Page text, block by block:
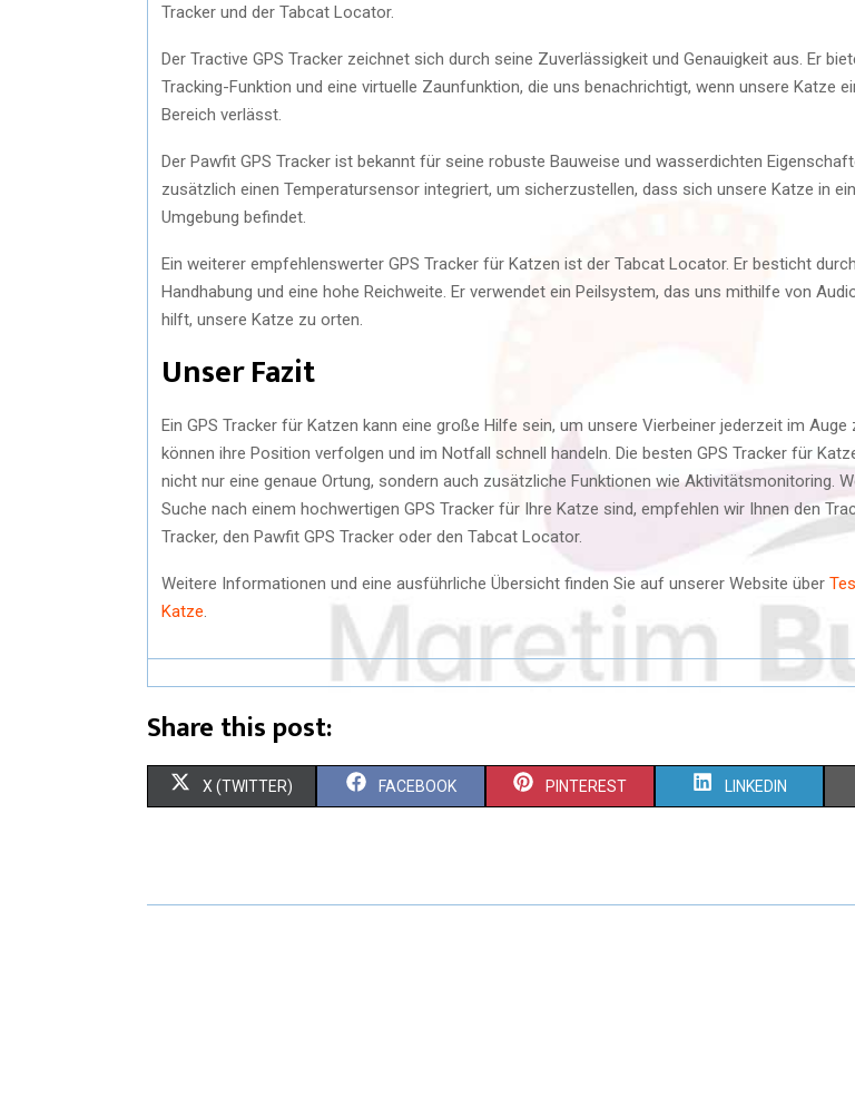
Tracker und der Tabcat Locator.
Der Tractive GPS Tracker zeichnet sich durch seine Zuverlässigkeit und Genauigkeit aus. Er
Tracking-Funktion und eine virtuelle Zaunfunktion, die uns benachrichtigt, wenn unsere Katze
Bereich verlässt.
Der Pawfit GPS Tracker ist bekannt für seine robuste Bauweise und wasserdichten
zusätzlich einen Temperatursensor integriert, um sicherzustellen, dass sich unsere Katze in
Umgebung befindet.
Ein weiterer empfehlenswerter GPS Tracker für Katzen ist der Tabcat Locator. Er besticht
Handhabung und eine hohe Reichweite. Er verwendet ein Peilsystem, das uns mithilfe von
hilft, unsere Katze zu orten.
Unser Fazit
Ein GPS Tracker für Katzen kann eine große Hilfe sein, um unsere Vierbeiner jederzeit im Auge
können ihre Position verfolgen und im Notfall schnell handeln. Die besten GPS Tracker für
nicht nur eine genaue Ortung, sondern auch zusätzliche Funktionen wie Aktivitätsmonitoring.
Suche nach einem hochwertigen GPS Tracker für Ihre Katze sind, empfehlen wir Ihnen den
Tracker, den Pawfit GPS Tracker oder den Tabcat Locator.
Weitere Informationen und eine ausführliche Übersicht finden Sie auf unserer Website über
Katze
Share this post:
X (TWITTER) FACEBOOK PINTEREST LINKEDIN